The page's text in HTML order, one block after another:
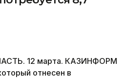
12 марта. КАЗИНФОРМ
отнесен в